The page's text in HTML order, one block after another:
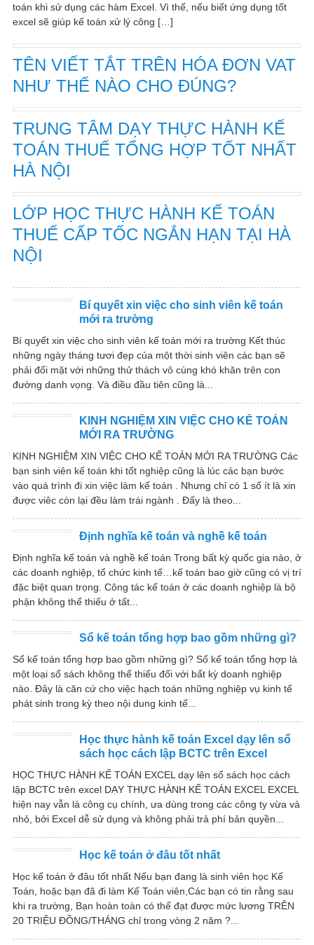
toán khi sử dụng các hàm Excel. Vì thế, nếu biết ứng dụng tốt
excel sẽ giúp kế toán xử lý công […]
TÊN VIẾT TẮT TRÊN HÓA ĐƠN VAT
NHƯ THẾ NÀO CHO ĐÚNG?
TRUNG TÂM DẠY THỰC HÀNH KẾ
TOÁN THUẾ TỔNG HỢP TỐT NHẤT
HÀ NỘI
LỚP HỌC THỰC HÀNH KẾ TOÁN
THUẾ CẤP TỐC NGẮN HẠN TẠI HÀ
NỘI
Bí quyết xin việc cho sinh viên kế toán
mới ra trường
Bí quyết xin việc cho sinh viên kế toán mới ra trường Kết thúc
những ngày tháng tươi đẹp của một thời sinh viên các bạn sẽ
phải đối mặt với những thử thách vô cùng khó khăn trên con
đường danh vọng. Và điều đầu tiên cũng là...
KINH NGHIỆM XIN VIỆC CHO KẾ TOÁN
MỚI RA TRƯỜNG
KINH NGHIỆM XIN VIỆC CHO KẾ TOÁN MỚI RA TRƯỜNG Các
bạn sinh viên kế toán khi tốt nghiệp cũng là lúc các bạn bước
vào quá trình đi xin việc làm kế toán . Nhưng chỉ có 1 số ít là xin
được viêc còn lại đều làm trái ngành . Đấy là theo...
Định nghĩa kế toán và nghề kế toán
Định nghĩa kế toán và nghề kế toán Trong bất kỳ quốc gia nào, ở
các doanh nghiệp, tổ chức kinh tế…kế toán bao giờ cũng có vị trí
đặc biệt quan trọng. Công tác kế toán ở các doanh nghiệp là bộ
phận không thể thiếu ở tất...
Sổ kế toán tổng hợp bao gồm những gì?
Sổ kế toán tổng hợp bao gồm những gì? Sổ kế toán tổng hợp là
một loại sổ sách không thể thiếu đối với bất kỳ doanh nghiệp
nào. Đây là căn cứ cho việc hạch toán những nghiệp vụ kinh tế
phát sinh trong kỳ theo nội dung kinh tế...
Học thực hành kế toán Excel dạy lên sổ
sách học cách lập BCTC trên Excel
HỌC THỰC HÀNH KẾ TOÁN EXCEL dạy lên sổ sách học cách
lập BCTC trên excel DẠY THỰC HÀNH KẾ TOÁN EXCEL EXCEL
hiện nay vẫn là công cụ chính, ưa dùng trong các công ty vừa và
nhỏ, bởi Excel dễ sử dụng và không phải trả phí bản quyền...
Học kế toán ở đâu tốt nhất
Học kế toán ở đâu tốt nhất Nếu bạn đang là sinh viên học Kế
Toán, hoặc bạn đã đi làm Kế Toán viên,Các bạn có tin rằng sau
khi ra trường, Bạn hoàn toàn có thể đạt được mức lương TRÊN
20 TRIỆU ĐỒNG/THÁNG chỉ trong vòng 2 năm ?...